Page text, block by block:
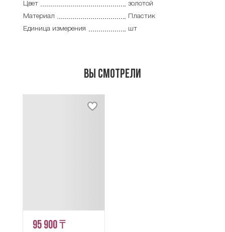
Цвет
золотой
Материал
Пластик
Единица измерения
шт
Вы смотрели
95 900 ₸